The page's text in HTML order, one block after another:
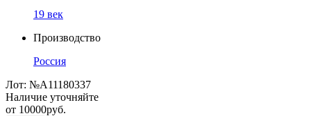
19 век
Производство
Россия
Лот: №А11180337
Наличие уточняйте
от 10000руб.